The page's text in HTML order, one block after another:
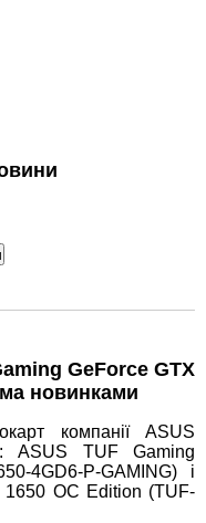
GeForce GTX
новинками
компанії ASUS
ASUS TUF Gaming
4GD6-P-GAMING) і
OC Edition (TUF-